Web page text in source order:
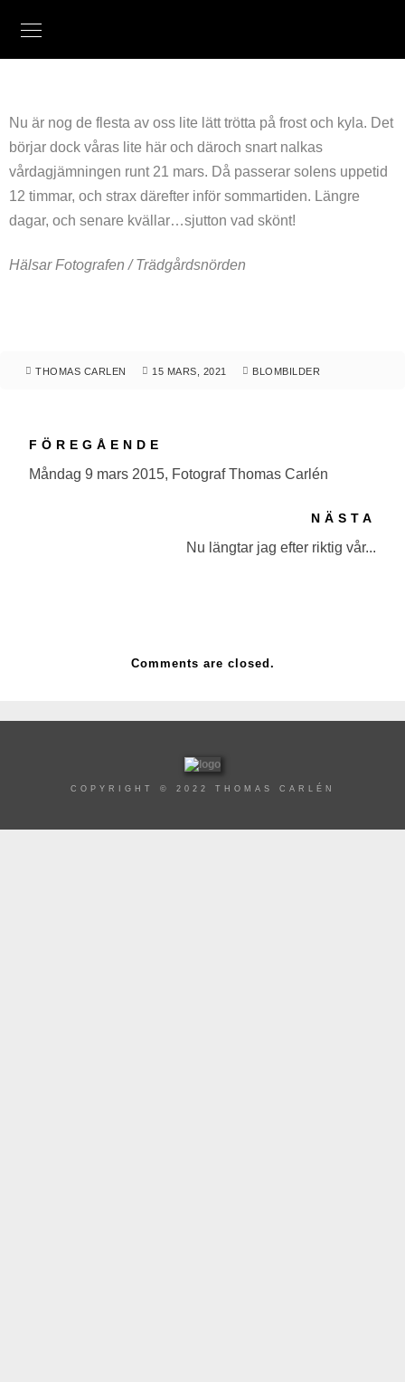
Nu är nog de flesta av oss lite lätt trötta på frost och kyla. Det
börjar dock våras lite här och däroch snart nalkas
vårdagjämningen runt 21 mars. Då passerar solens uppetid
12 timmar, och strax därefter inför sommartiden. Längre
dagar, och senare kvällar…sjutton vad skönt!
Hälsar Fotografen / Trädgårdsnörden
THOMAS CARLEN 15 MARS, 2021 BLOMBILDER
FÖREGÅENDE
Måndag 9 mars 2015, Fotograf Thomas Carlén
NÄSTA
Nu längtar jag efter riktig vår...
Comments are closed.
COPYRIGHT © 2022 THOMAS CARLÉN